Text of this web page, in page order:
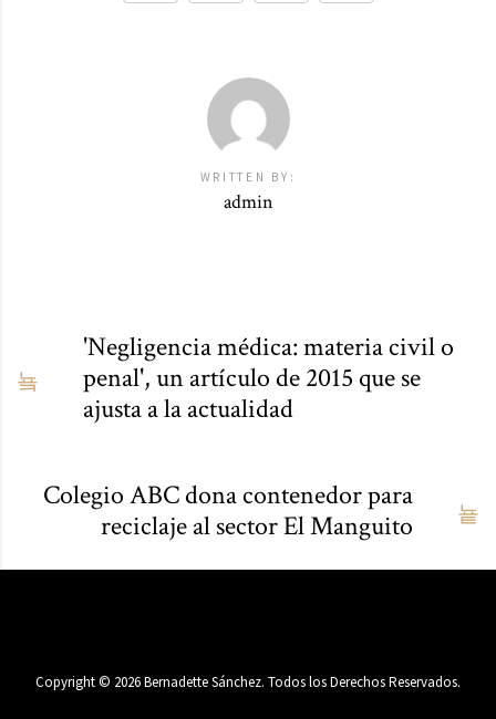
WRITTEN BY:
admin
'Negligencia médica: materia civil o
penal', un artículo de 2015 que se
ajusta a la actualidad
Colegio ABC dona contenedor para
reciclaje al sector El Manguito
Copyright © 2026Bernadette Sánchez. Todos los Derechos Reservados.